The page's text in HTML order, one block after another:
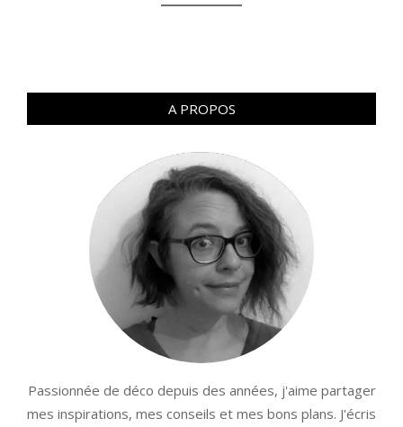
A PROPOS
Passionnée de déco depuis des années, j'aime partager
mes inspirations, mes conseils et mes bons plans. J'écris